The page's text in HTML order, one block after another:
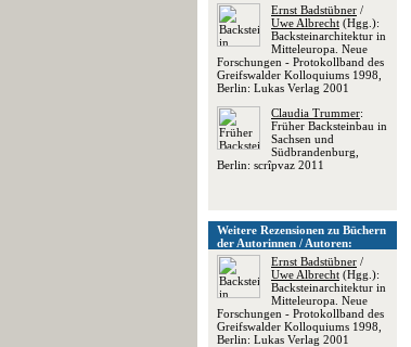
Ernst Badstübner /
Uwe Albrecht (Hgg.):
Backsteinarchitektur in
Mitteleuropa. Neue
Forschungen - Protokollband des
Greifswalder Kolloquiums 1998,
Berlin: Lukas Verlag 2001
Claudia Trummer:
Früher Backsteinbau in
Sachsen und
Südbrandenburg,
Berlin: scrîpvaz 2011
Weitere Rezensionen zu Büchern
der Autorinnen / Autoren:
Ernst Badstübner /
Uwe Albrecht (Hgg.):
Backsteinarchitektur in
Mitteleuropa. Neue
Forschungen - Protokollband des
Greifswalder Kolloquiums 1998,
Berlin: Lukas Verlag 2001